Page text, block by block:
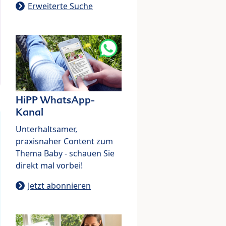
Erweiterte Suche
HiPP WhatsApp-
Kanal
Unterhaltsamer,
praxisnaher Content zum
Thema Baby - schauen Sie
direkt mal vorbei!
Jetzt abonnieren